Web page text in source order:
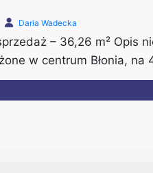
Daria Wadecka
– 36,26 m² Opis
w centrum Błonia,
własnościowe
atutów